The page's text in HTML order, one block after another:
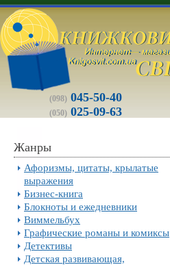
(098) 045-50-40
(050) 025-09-63
Жанры
Афоризмы, цитаты, крылатые
выражения
Бизнес-книга
Блокноты и ежедневники
Виммельбух
Графические романы и комиксы
Детективы
Детская развивающая,